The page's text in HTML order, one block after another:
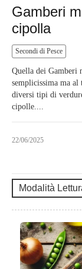
Gamberi
cipolla
Secondi di Pesce
Quella dei Gamberi
semplicissima ma al
diversi tipi di
cipolle....
22/06/2025
Modalità